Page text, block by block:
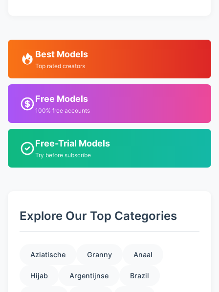
Best Models
Top rated creators
Free Models
100% free accounts
Free-Trial Models
Try before subscribe
Explore Our Top Categories
Aziatische Granny Anaal
Hijab Argentijnse Brazil